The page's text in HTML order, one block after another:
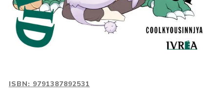
ISBN: 9791387892531